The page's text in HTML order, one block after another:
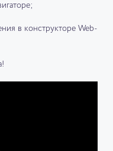
в конструкторе Web-